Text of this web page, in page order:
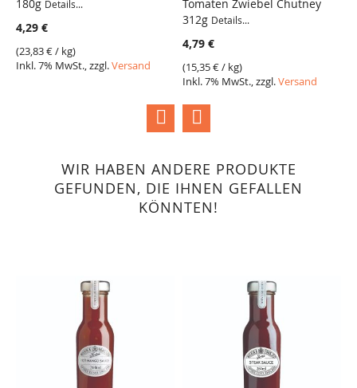
VERGLEICH
180g Details...
4,29 €
(23,83 €/ kg)
Inkl. 7% MwSt., zzgl.Versand
VERGLEICH
Tomaten Zwiebel Chutney
312g Details...
4,79 €
(15,35 €/ kg)
Inkl. 7% MwSt., zzgl.Versand
WIR HABEN ANDERE PRODUKTE
GEFUNDEN, DIE IHNEN GEFALLEN
KÖNNTEN!